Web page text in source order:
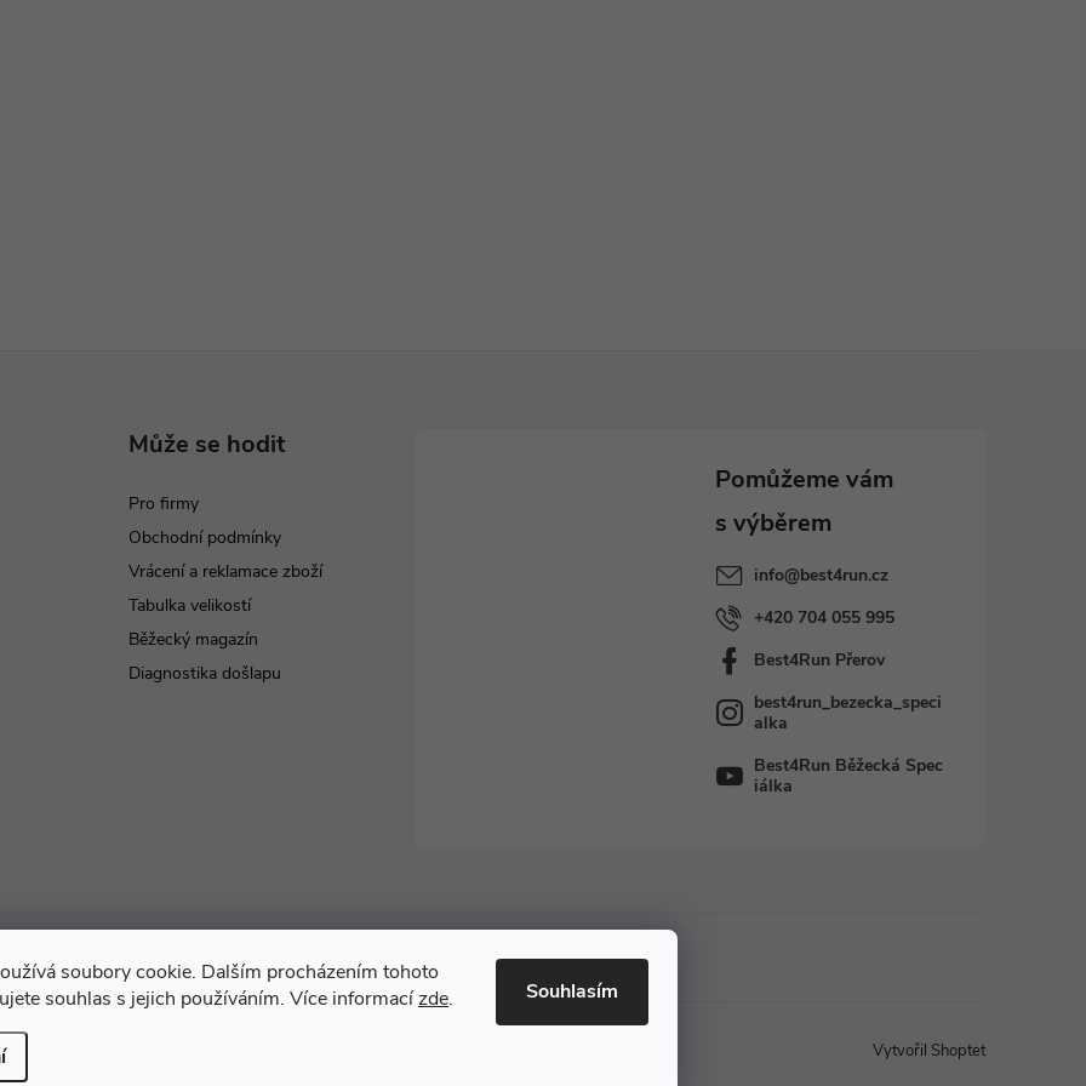
soubory cookie. Dalším procházením tohoto
souhlas s jejich používáním. Více informacízde. Souhlasím
Může se hodit
Pro firmy
Obchodní podmínky
Vrácení a reklamace zboží
Tabulka velikostí
Běžecký magazín
Diagnostika došlapu
info@best4run.cz
+420 704 055 995
Best4Run Přerov
best4run_bezecka_speci
alka
Best4Run Běžecká Spec
iálka
Vytvořil Shoptet